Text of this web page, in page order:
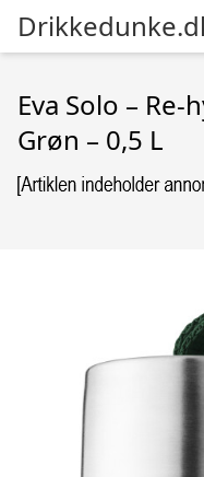
Eva Solo –
Grøn – 0,5 L